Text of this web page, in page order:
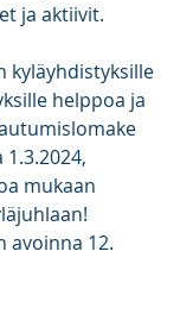
ja aktiivit.
kyläyhdistyksille
helppoa ja
mukaan
avoinna 12.